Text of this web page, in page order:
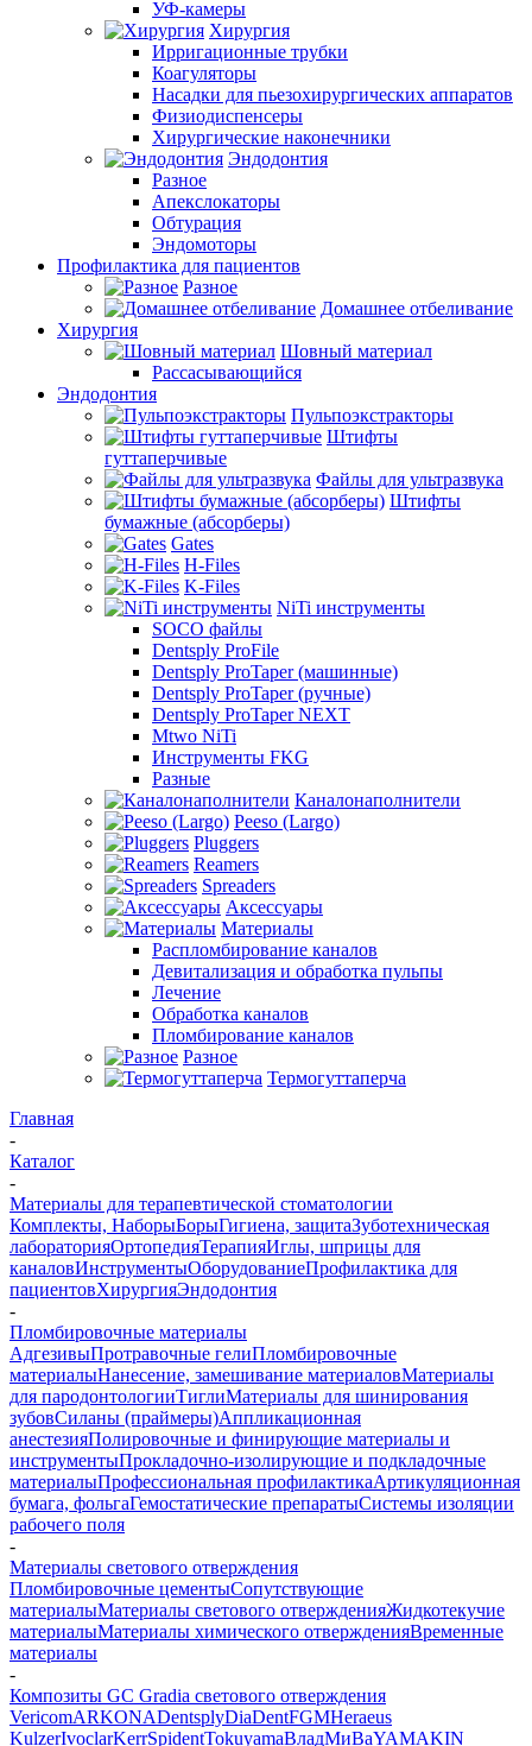
УФ-камеры
Хирургия
Ирригационные трубки
Коагуляторы
Насадки для пьезохирургических аппаратов
Физиодиспенсеры
Хирургические наконечники
Эндодонтия
Разное
Апекслокаторы
Обтурация
Эндомоторы
Профилактика для пациентов
Разное
Домашнее отбеливание
Хирургия
Шовный материал
Рассасывающийся
Эндодонтия
Пульпоэкстракторы
Штифты
гуттаперчивые
Файлы для ультразвука
Штифты
бумажные (абсорберы)
Gates
H-Files
K-Files
NiTi инструменты
SOCO файлы
Dentsply ProFile
Dentsply ProTaper (машинные)
Dentsply ProTaper (ручные)
Dentsply ProTaper NEXT
Mtwo NiTi
Инструменты FKG
Разные
Каналонаполнители
Peeso (Largo)
Pluggers
Reamers
Spreaders
Аксессуары
Материалы
Распломбирование каналов
Девитализация и обработка пульпы
Лечение
Обработка каналов
Пломбирование каналов
Разное
Термогуттаперча
Главная
-
Каталог
-
Материалы для терапевтической стоматологии
Комплекты, НаборыБорыГигиена, защитаЗуботехническая
лабораторияОртопедияТерапияИглы, шприцы для
каналовИнструментыОборудованиеПрофилактика для
пациентовХирургияЭндодонтия
-
Пломбировочные материалы
АдгезивыПротравочные гелиПломбировочные
материалыНанесение, замешивание материаловМатериалы
для пародонтологииТиглиМатериалы для шинирования
зубовСиланы (праймеры)Аппликационная
анестезияПолировочные и финирующие материалы и
инструментыПрокладочно-изолирующие и подкладочные
материалыПрофессиональная профилактикаАртикуляционная
бумага, фольгаГемостатические препаратыСистемы изоляции
рабочего поля
-
Материалы светового отверждения
Пломбировочные цементыСопутствующие
материалыМатериалы светового отвержденияЖидкотекучие
материалыМатериалы химического отвержденияВременные
материалы
-
Композиты GC Gradia светового отверждения
VericomARKONADentsplyDiaDentFGMHeraeus
KulzerIvoclarKerrSpidentTokuyamaВладМиВаYAMAKIN